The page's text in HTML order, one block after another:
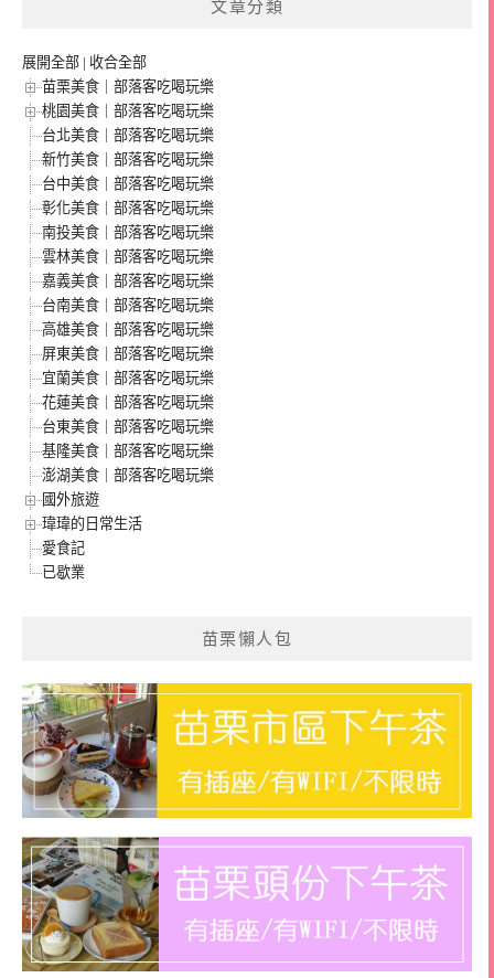
文章分類
展開全部 | 收合全部
苗栗美食｜部落客吃喝玩樂
桃園美食｜部落客吃喝玩樂
台北美食｜部落客吃喝玩樂
新竹美食｜部落客吃喝玩樂
台中美食｜部落客吃喝玩樂
彰化美食｜部落客吃喝玩樂
南投美食｜部落客吃喝玩樂
雲林美食｜部落客吃喝玩樂
嘉義美食｜部落客吃喝玩樂
台南美食｜部落客吃喝玩樂
高雄美食｜部落客吃喝玩樂
屏東美食｜部落客吃喝玩樂
宜蘭美食｜部落客吃喝玩樂
花蓮美食｜部落客吃喝玩樂
台東美食｜部落客吃喝玩樂
基隆美食｜部落客吃喝玩樂
澎湖美食｜部落客吃喝玩樂
國外旅遊
瑋瑋的日常生活
愛食記
已歇業
苗栗懶人包